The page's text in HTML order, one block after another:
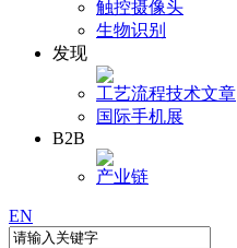
触控摄像头
生物识别
发现
工艺流程技术文章
国际手机展
B2B
产业链
EN